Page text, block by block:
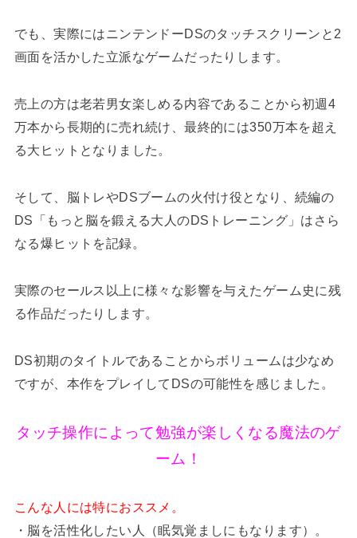
でも、実際にはニンテンドーDSのタッチスクリーンと2
画面を活かした立派なゲームだったりします。
売上の方は老若男女楽しめる内容であることから初週4
万本から長期的に売れ続け、最終的には350万本を超え
る大ヒットとなりました。
そして、脳トレやDSブームの火付け役となり、続編の
DS「もっと脳を鍛える大人のDSトレーニング」はさら
なる爆ヒットを記録。
実際のセールス以上に様々な影響を与えたゲーム史に残
る作品だったりします。
DS初期のタイトルであることからボリュームは少なめ
ですが、本作をプレイしてDSの可能性を感じました。
タッチ操作によって勉強が楽しくなる魔法のゲ
ーム！
こんな人には特におススメ。
・脳を活性化したい人（眠気覚ましにもなります）。